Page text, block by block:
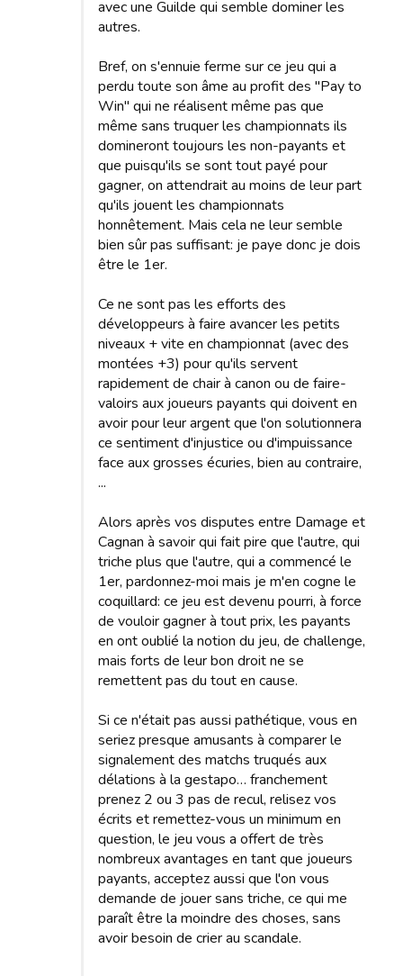
avec une Guilde qui semble dominer les
autres.
Bref, on s'ennuie ferme sur ce jeu qui a
perdu toute son âme au profit des "Pay to
Win" qui ne réalisent même pas que
même sans truquer les championnats ils
domineront toujours les non-payants et
que puisqu'ils se sont tout payé pour
gagner, on attendrait au moins de leur part
qu'ils jouent les championnats
honnêtement. Mais cela ne leur semble
bien sûr pas suffisant: je paye donc je dois
être le 1er.
Ce ne sont pas les efforts des
développeurs à faire avancer les petits
niveaux + vite en championnat (avec des
montées +3) pour qu'ils servent
rapidement de chair à canon ou de faire-
valoirs aux joueurs payants qui doivent en
avoir pour leur argent que l'on solutionnera
ce sentiment d'injustice ou d'impuissance
face aux grosses écuries, bien au contraire,
...
Alors après vos disputes entre Damage et
Cagnan à savoir qui fait pire que l'autre, qui
triche plus que l'autre, qui a commencé le
1er, pardonnez-moi mais je m'en cogne le
coquillard: ce jeu est devenu pourri, à force
de vouloir gagner à tout prix, les payants
en ont oublié la notion du jeu, de challenge,
mais forts de leur bon droit ne se
remettent pas du tout en cause.
Si ce n'était pas aussi pathétique, vous en
seriez presque amusants à comparer le
signalement des matchs truqués aux
délations à la gestapo… franchement
prenez 2 ou 3 pas de recul, relisez vos
écrits et remettez-vous un minimum en
question, le jeu vous a offert de très
nombreux avantages en tant que joueurs
payants, acceptez aussi que l'on vous
demande de jouer sans triche, ce qui me
paraît être la moindre des choses, sans
avoir besoin de crier au scandale.